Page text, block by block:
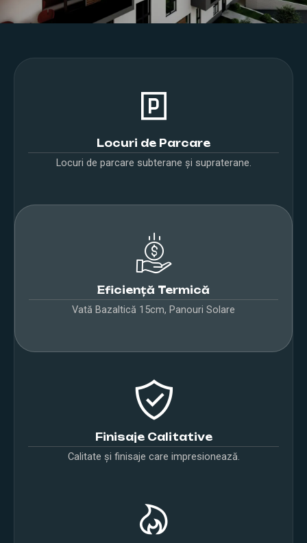
Locuri de Parcare
Locuri de parcare subterane și supraterane.
Eficiență Termică
Vată Bazaltică 15cm, Panouri Solare
Finisaje Calitative
Calitate și finisaje care impresionează.